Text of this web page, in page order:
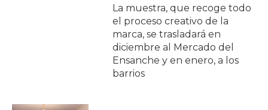
La muestra, que recoge todo
el proceso creativo de la
marca, se trasladará en
diciembre al Mercado del
Ensanche y en enero, a los
barrios